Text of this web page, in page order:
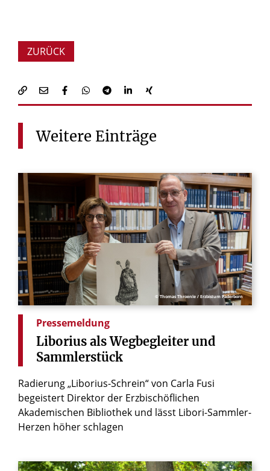
ZURÜCK
Weitere Einträge
© Thomas Throenle / Erzbistum Paderborn
Pressemeldung
Liborius als Wegbegleiter und
Sammlerstück
Radierung „Liborius-Schrein“ von Carla Fusi
begeistert Direktor der Erzbischöflichen
Akademischen Bibliothek und lässt Libori-Sammler-
Herzen höher schlagen